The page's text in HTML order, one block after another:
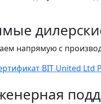
напрямую с
BIT United Ltd